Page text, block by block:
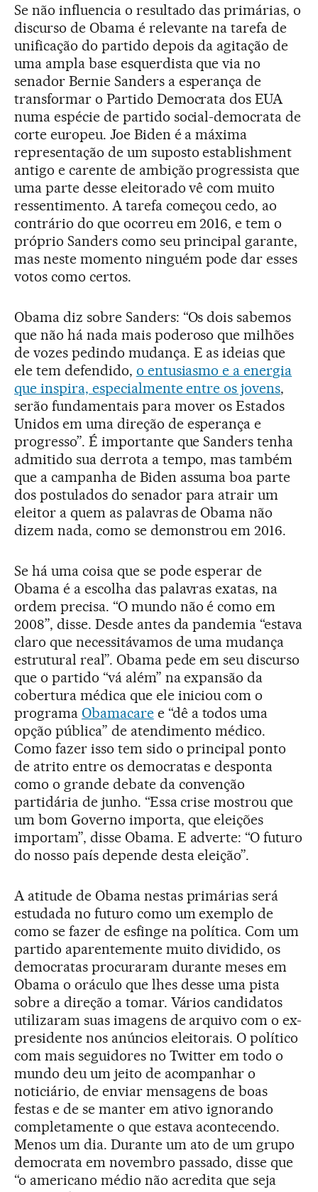
Se não influencia o resultado das primárias, o
discurso de Obama é relevante na tarefa de
unificação do partido depois da agitação de
uma ampla base esquerdista que via no
senador Bernie Sanders a esperança de
transformar o Partido Democrata dos EUA
numa espécie de partido social-democrata de
corte europeu. Joe Biden é a máxima
representação de um suposto establishment
antigo e carente de ambição progressista que
uma parte desse eleitorado vê com muito
ressentimento. A tarefa começou cedo, ao
contrário do que ocorreu em 2016, e tem o
próprio Sanders como seu principal garante,
mas neste momento ninguém pode dar esses
votos como certos.
Obama diz sobre Sanders: “Os dois sabemos
que não há nada mais poderoso que milhões
de vozes pedindo mudança. E as ideias que
ele tem defendido, o entusiasmo e a energia
que inspira, especialmente entre os jovens,
serão fundamentais para mover os Estados
Unidos em uma direção de esperança e
progresso”. É importante que Sanders tenha
admitido sua derrota a tempo, mas também
que a campanha de Biden assuma boa parte
dos postulados do senador para atrair um
eleitor a quem as palavras de Obama não
dizem nada, como se demonstrou em 2016.
Se há uma coisa que se pode esperar de
Obama é a escolha das palavras exatas, na
ordem precisa. “O mundo não é como em
2008”, disse. Desde antes da pandemia “estava
claro que necessitávamos de uma mudança
estrutural real”. Obama pede em seu discurso
que o partido “vá além” na expansão da
cobertura médica que ele iniciou com o
programa Obamacaree “dê a todos uma
opção pública” de atendimento médico.
Como fazer isso tem sido o principal ponto
de atrito entre os democratas e desponta
como o grande debate da convenção
partidária de junho. “Essa crise mostrou que
um bom Governo importa, que eleições
importam”, disse Obama. E adverte: “O futuro
do nosso país depende desta eleição”.
A atitude de Obama nestas primárias será
estudada no futuro como um exemplo de
como se fazer de esfinge na política. Com um
partido aparentemente muito dividido, os
democratas procuraram durante meses em
Obama o oráculo que lhes desse uma pista
sobre a direção a tomar. Vários candidatos
utilizaram suas imagens de arquivo com o ex-
presidente nos anúncios eleitorais. O político
com mais seguidores no Twitter em todo o
mundo deu um jeito de acompanhar o
noticiário, de enviar mensagens de boas
festas e de se manter em ativo ignorando
completamente o que estava acontecendo.
Menos um dia. Durante um ato de um grupo
democrata em novembro passado, disse que
“o americano médio não acredita que seja